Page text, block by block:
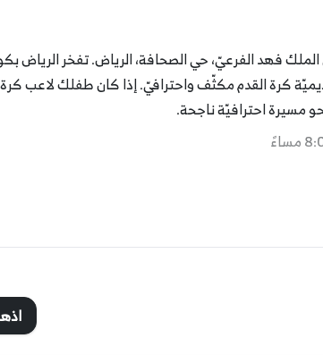
فهد الفرعيّ، حي الصحافة، الرياض. تفخر الرياض
كرة القدم مكثّف واحترافيّ. إذا كان طفلك لاعب
مسيرة احترافيّة ناجحة.